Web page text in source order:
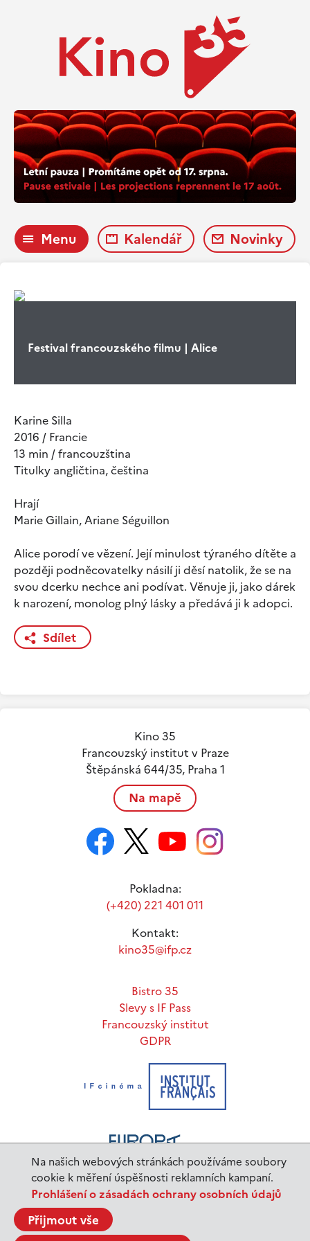
Na našich webových stránkách používáme soubory
cookie k měření úspěšnosti reklamních kampaní.
Prohlášení o zásadách ochrany osobních údajů
Přijmout vše
Menu Kalendář Novinky
Festival francouzského filmu | Alice
Karine Silla
2016 / Francie
13 min / francouzština
Titulky angličtina, čeština
Hrají
Marie Gillain, Ariane Séguillon
Alice porodí ve vězení. Její minulost týraného dítěte a
později podněcovatelky násilí ji děsí natolik, že se na
svou dcerku nechce ani podívat. Věnuje ji, jako dárek
k narození, monolog plný lásky a předává ji k adopci.
Sdílet
Kino 35
Francouzský institut v Praze
Štěpánská 644/35, Praha 1
Na mapě
Pokladna:
(+420) 221 401 011
Kontakt:
kino35@ifp.cz
Bistro 35
Slevy s IF Pass
Francouzský institut
GDPR
© 2023 Institut français de Prague |
code:BurnITdesign:Tajpej Design